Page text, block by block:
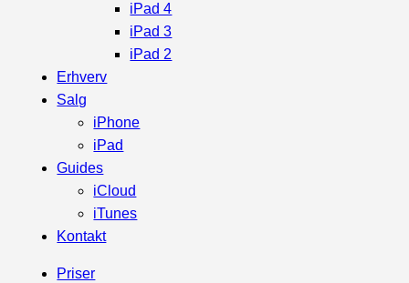
iPad 4
iPad 3
iPad 2
Erhverv
Salg
iPhone
iPad
Guides
iCloud
iTunes
Kontakt
Priser